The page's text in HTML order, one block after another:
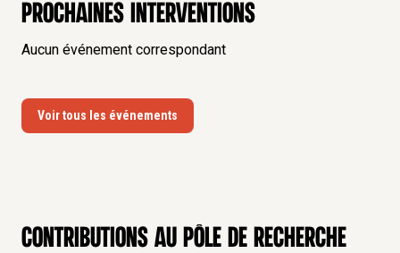
Prochaines interventions
Aucun événement correspondant
Voir tous les événements
Contributions au pôle de recherche